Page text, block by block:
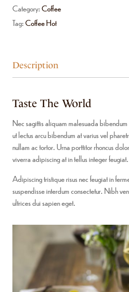
Category:Coffee
Tag:Coffee Hot
Description
Taste The World
Nec sagittis aliquam malesuada
ut lectus arcu bibendum at varius vel
nullam ac tortor. Urna porttitor rhoncus
viverra adipiscing at in tellus integer feugiat.
Adipiscing tristique risus nec feugiat in
suspendisse interdum consectetur. Nibh
ultrices dui sapien eget.